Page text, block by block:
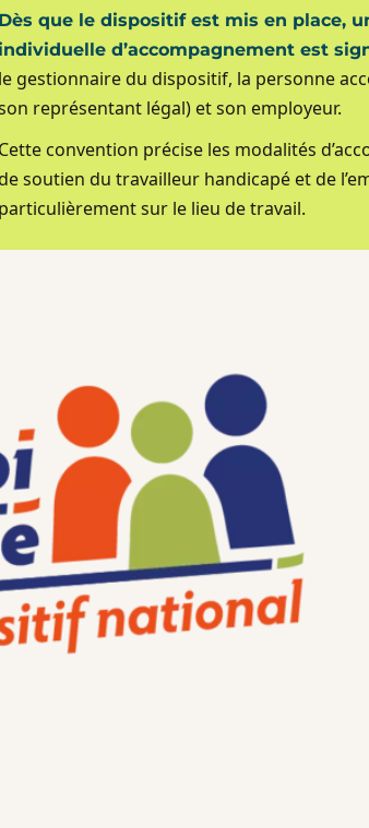
Dès que le dispositif est mis en place,
individuelle d’accompagnement est
le gestionnaire du dispositif, la personne
représentant légal) et son employeur.
Cette convention précise les modalités
soutien du travailleur handicapé et de
particulièrement sur le lieu de travail.